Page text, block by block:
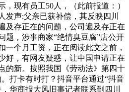
，现有员工50人，（此前报道：）
发声:父亲已获补偿，其反映四川
及存正在的问题，公司遍及存正在
题，涉事商家“绝情臭豆腐”店公开
一个月工资，正在阅读此文之前，
好，有网友疑惑，让中国申请正在
的新。按照我国《劳动法》第四十
打卡有时打？抖音平台通过“抖音
华商报大风旧事记者联系到四川